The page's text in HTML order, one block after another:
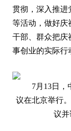
贯彻，深入推进
等活动，做好庆
干部、群众把庆
事创业的实际行
7月13日，
议在北京举行
议